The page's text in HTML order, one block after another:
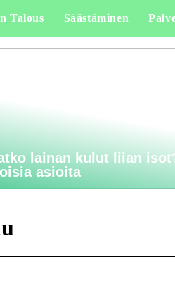
Talous Säästäminen
lainan kulut liian
asioita